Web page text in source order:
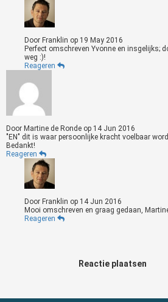
Door Franklin op 19 May 2016
Perfect omschreven Yvonne en insgelijks;
weg :)!
Reageren
Door Martine de Ronde op 14 Jun 2016
"EN" dit is waar persoonlijke kracht voelbaar
Bedankt!
Reageren
Door Franklin op 14 Jun 2016
Mooi omschreven en graag gedaan,
Reageren
Reactie plaatsen